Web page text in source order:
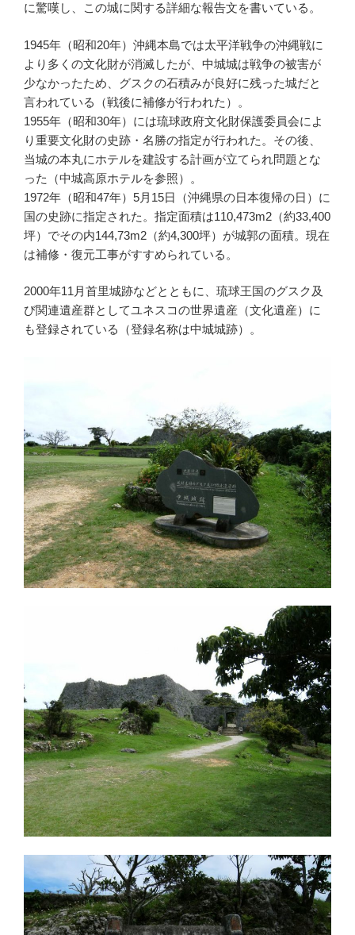
に驚嘆し、この城に関する詳細な報告文を書いている。
1945年（昭和20年）沖縄本島では太平洋戦争の沖縄戦に
より多くの文化財が消滅したが、中城城は戦争の被害が
少なかったため、グスクの石積みが良好に残った城だと
言われている（戦後に補修が行われた）。
1955年（昭和30年）には琉球政府文化財保護委員会によ
り重要文化財の史跡・名勝の指定が行われた。その後、
当城の本丸にホテルを建設する計画が立てられ問題とな
った（中城高原ホテルを参照）。
1972年（昭和47年）5月15日（沖縄県の日本復帰の日）に
国の史跡に指定された。指定面積は110,473m2（約33,400
坪）でその内144,73m2（約4,300坪）が城郭の面積。現在
は補修・復元工事がすすめられている。
2000年11月首里城跡などとともに、琉球王国のグスク及
び関連遺産群としてユネスコの世界遺産（文化遺産）に
も登録されている（登録名称は中城城跡）。